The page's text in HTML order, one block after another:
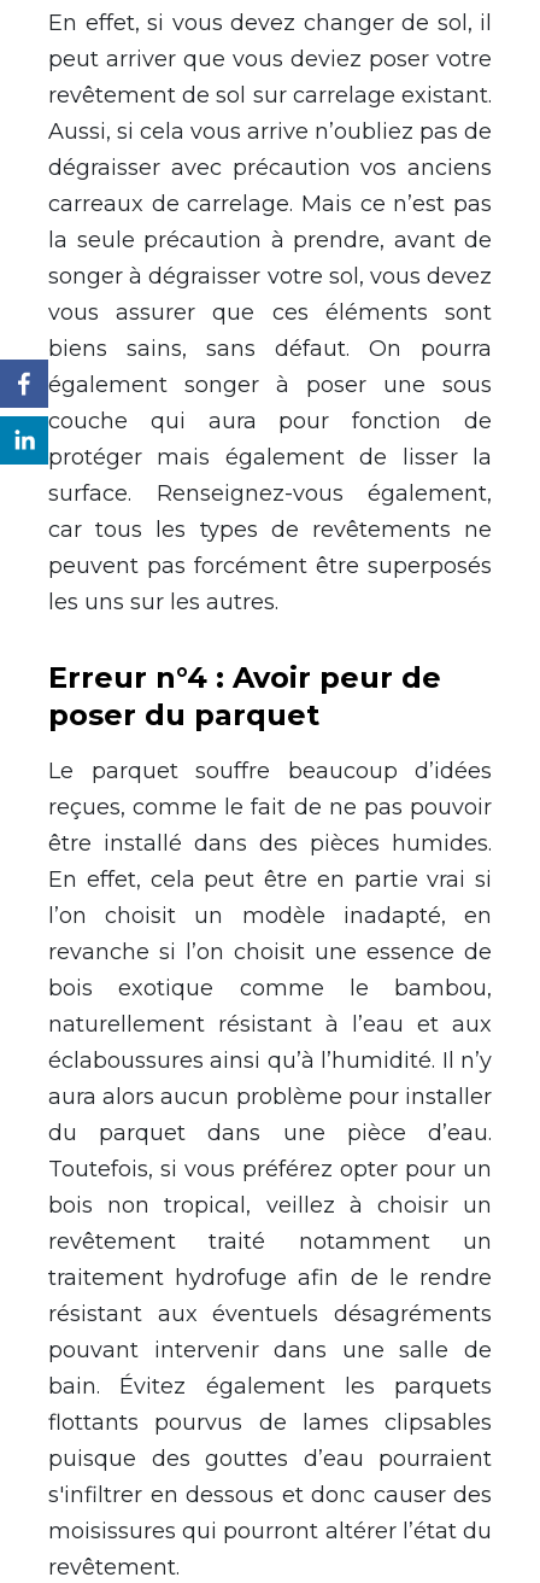
En effet, si vous devez changer de sol, il
peut arriver que vous deviez poser votre
revêtement de sol sur carrelage existant.
Aussi, si cela vous arrive n’oubliez pas de
dégraisser avec précaution vos anciens
carreaux de carrelage. Mais ce n’est pas
la seule précaution à prendre, avant de
songer à dégraisser votre sol, vous devez
vous assurer que ces éléments sont
biens sains, sans défaut. On pourra
également songer à poser une sous
couche qui aura pour fonction de
protéger mais également de lisser la
surface. Renseignez-vous également,
car tous les types de revêtements ne
peuvent pas forcément être superposés
les uns sur les autres.
Erreur n°4 : Avoir peur de
poser du parquet
Le parquet souffre beaucoup d’idées
reçues, comme le fait de ne pas pouvoir
être installé dans des pièces humides.
En effet, cela peut être en partie vrai si
l’on choisit un modèle inadapté, en
revanche si l’on choisit une essence de
bois exotique comme le bambou,
naturellement résistant à l’eau et aux
éclaboussures ainsi qu’à l’humidité. Il n’y
aura alors aucun problème pour installer
du parquet dans une pièce d’eau.
Toutefois, si vous préférez opter pour un
bois non tropical, veillez à choisir un
revêtement traité notamment un
traitement hydrofuge afin de le rendre
résistant aux éventuels désagréments
pouvant intervenir dans une salle de
bain. Évitez également les parquets
flottants pourvus de lames clipsables
puisque des gouttes d’eau pourraient
s'infiltrer en dessous et donc causer des
moisissures qui pourront altérer l’état du
revêtement.